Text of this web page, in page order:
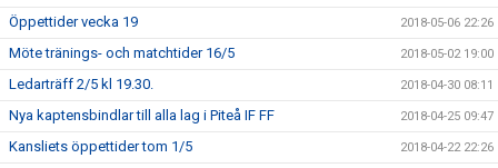
Öppettider vecka 19 2018-05-06 22:26
Möte tränings- och matchtider 16/5 2018-05-02 19:00
Ledarträff 2/5 kl 19.30. 2018-04-30 08:11
Nya kaptensbindlar till alla lag i Piteå IF FF 2018-04-25 09:47
Kansliets öppettider tom 1/5 2018-04-22 22:26